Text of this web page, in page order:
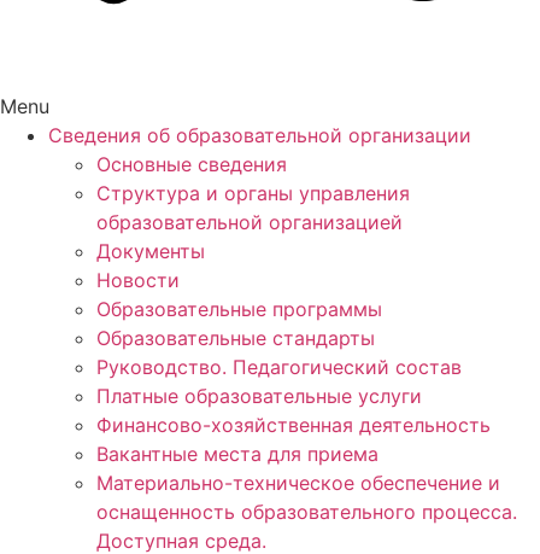
Menu
Сведения об образовательной организации
Основные сведения
Структура и органы управления
образовательной организацией
Документы
Новости
Образовательные программы
Образовательные стандарты
Руководство. Педагогический состав
Платные образовательные услуги
Финансово-хозяйственная деятельность
Вакантные места для приема
Материально-техническое обеспечение и
оснащенность образовательного процесса.
Доступная среда.